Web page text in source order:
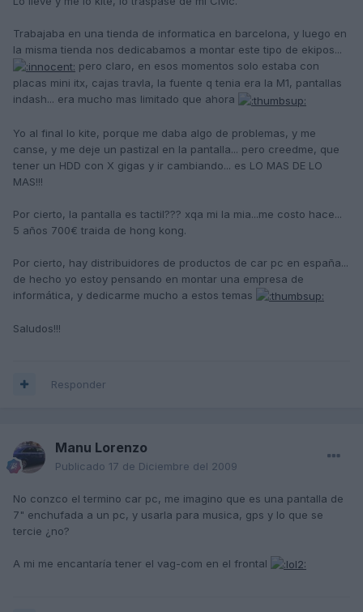
Trabajaba en una tienda de informatica en barcelona, y luego en
la misma tienda nos dedicabamos a montar este tipo de ekipos...
pero claro, en esos momentos solo estaba con
placas mini itx, cajas travla, la fuente q tenia era la M1, pantallas
indash... era mucho mas limitado que ahora
Yo al final lo kite, porque me daba algo de problemas, y me
canse, y me deje un pastizal en la pantalla... pero creedme, que
tener un HDD con X gigas y ir cambiando... es LO MAS DE LO
MAS!!!
Por cierto, la pantalla es tactil??? xqa mi la mia...me costo hace...
5 años 700€ traida de hong kong.
Por cierto, hay distribuidores de productos de car pc en españa...
de hecho yo estoy pensando en montar una empresa de
informática, y dedicarme mucho a estos temas
Saludos!!!
Responder
Manu Lorenzo
Publicado 17 de Diciembre del 2009
No conzco el termino car pc, me imagino que es una pantalla de
7" enchufada a un pc, y usarla para musica, gps y lo que se
tercie ¿no?
A mi me encantaría tener el vag-com en el frontal